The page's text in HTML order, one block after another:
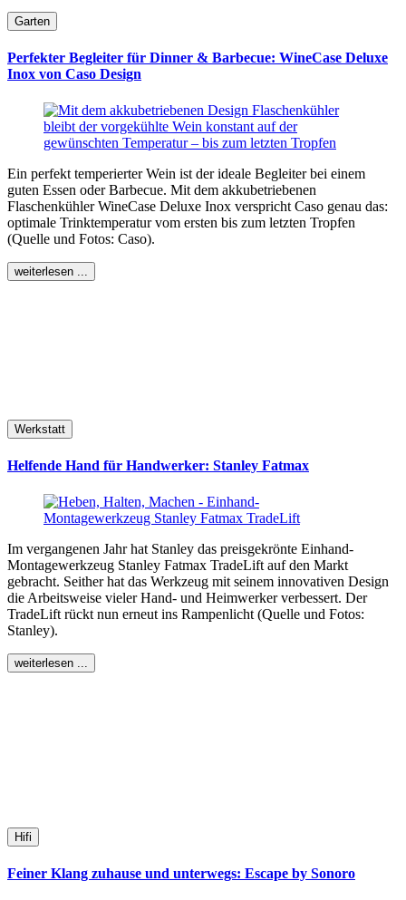
Garten
Perfekter Begleiter für Dinner & Barbecue: WineCase Deluxe
Inox von Caso Design
Ein perfekt temperierter Wein ist der ideale Begleiter bei einem
guten Essen oder Barbecue. Mit dem akkubetriebenen
Flaschenkühler WineCase Deluxe Inox verspricht Caso genau das:
optimale Trinktemperatur vom ersten bis zum letzten Tropfen
(Quelle und Fotos: Caso).
weiterlesen ...
Werkstatt
Helfende Hand für Handwerker: Stanley Fatmax
Im vergangenen Jahr hat Stanley das preisgekrönte Einhand-
Montagewerkzeug Stanley Fatmax TradeLift auf den Markt
gebracht. Seither hat das Werkzeug mit seinem innovativen Design
die Arbeitsweise vieler Hand- und Heimwerker verbessert. Der
TradeLift rückt nun erneut ins Rampenlicht (Quelle und Fotos:
Stanley).
weiterlesen ...
Hifi
Feiner Klang zuhause und unterwegs: Escape by Sonoro